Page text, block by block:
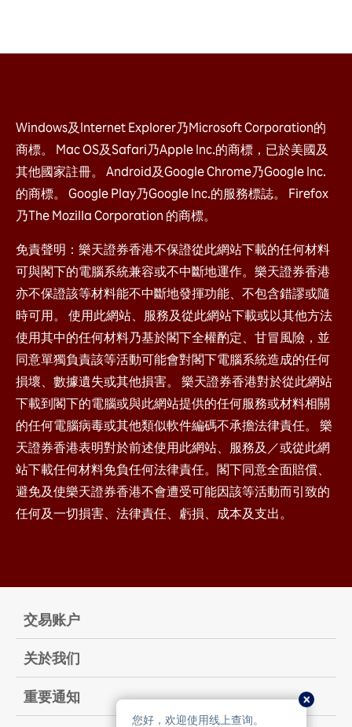
Windows及Internet Explorer乃Microsoft Corporation的
商標。 Mac OS及Safari乃Apple Inc.的商標，已於美國及
其他國家註冊。 Android及Google Chrome乃Google Inc.
的商標。 Google Play乃Google Inc.的服務標誌。 Firefox
乃The Mozilla Corporation 的商標。
免責聲明：樂天證券香港不保證從此網站下載的任何材料
可與閣下的電腦系統兼容或不中斷地運作。樂天證券香港
亦不保證該等材料能不中斷地發揮功能、不包含錯謬或隨
時可用。 使用此網站、服務及從此網站下載或以其他方法
使用其中的任何材料乃基於閣下全權酌定、甘冒風險，並
同意單獨負責該等活動可能會對閣下電腦系統造成的任何
損壞、數據遺失或其他損害。 樂天證券香港對於從此網站
下載到閣下的電腦或與此網站提供的任何服務或材料相關
的任何電腦病毒或其他類似軟件編碼不承擔法律責任。 樂
天證券香港表明對於前述使用此網站、服務及／或從此網
站下載任何材料免負任何法律責任。閣下同意全面賠償、
避免及使樂天證券香港不會遭受可能因該等活動而引致的
任何及一切損害、法律責任、虧損、成本及支出。
交易账户
关於我们
重要通知